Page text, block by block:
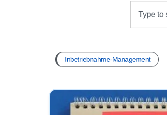
Inbetriebnahme-Management